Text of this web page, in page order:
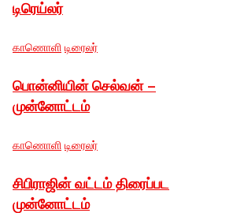
டிரெய்லர்
காணொளி டிரைலர்
பொன்னியின் செல்வன் –
முன்னோட்டம்
காணொளி டிரைலர்
சிபிராஜின் வட்டம் திரைப்பட
முன்னோட்டம்